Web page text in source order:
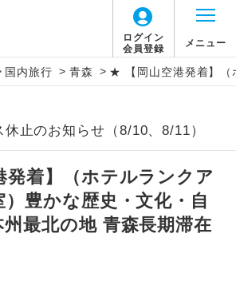
ログイン
会員登録
メニュー
国内旅行 > 青森 > ★ 【岡山空港発着】（
止のお知らせ（8/10、8/11）
着】（ホテルランクア
）豊かな歴史・文化・自
最北の地 青森長期滞在
用料について】
旅客施設使用料は含まれてお
お支払いが必要となります。
大人900円、子供900円、幼児
6/4 羽田空港往復：大人
円、幼児1,160円
空港往復：大人1,180円、子
1,180円
説明
往路出発空港（駅）から復路到着空港
（駅）まで同行します。
現地到着空港（駅）から最終日出発空港
（駅）まで添乗員が同行します。
バスガイドが乗務し、車内での観光案内